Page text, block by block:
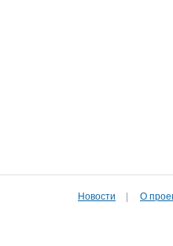
Новости О